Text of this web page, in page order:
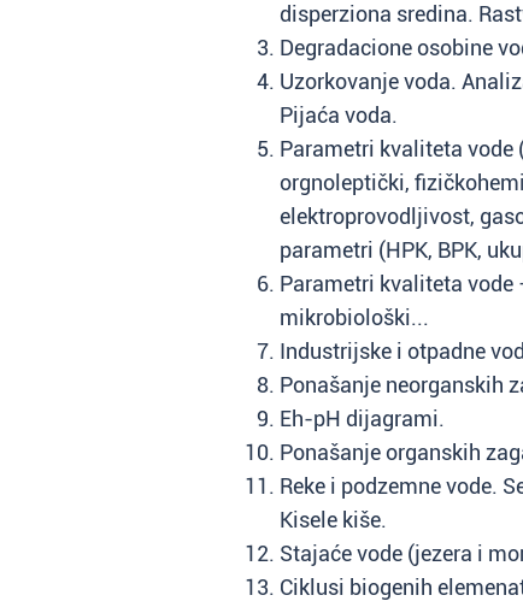
disperziona sredina.
Degradacione osobine
Uzorkovanje voda.
Pijaća voda.
Parametri kvaliteta
orgnoleptički,
elektroprovodljivost,
parametri (HPK, BPK,
Parametri kvaliteta
mikrobiološki...
Industrijske i otpadne
Ponašanje neorganskih
Eh-pH dijagrami.
Ponašanje organskih
Reke i podzemne vode.
Kisele kiše.
Stajaće vode (jezera i
Ciklusi biogenih